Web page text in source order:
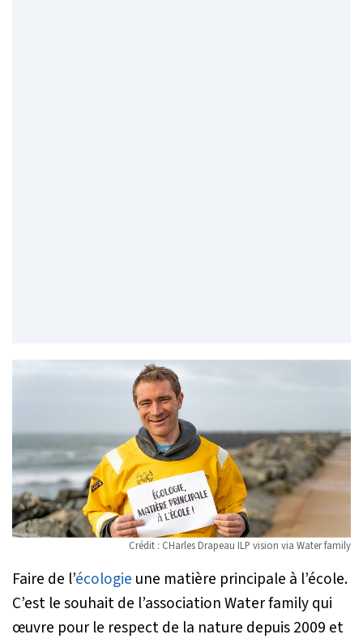
Crédit : CHarles Drapeau ILP vision via Water family
Faire de l’écologie une matière principale à l’école.
C’est le souhait de l’association Water family qui
œuvre pour le respect de la nature depuis 2009 et